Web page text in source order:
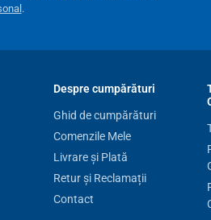
.
Despre cumpărături
Ghid de cumpărături
Comenzile Mele
Livrare și Plată
Retur și Reclamații
Contact